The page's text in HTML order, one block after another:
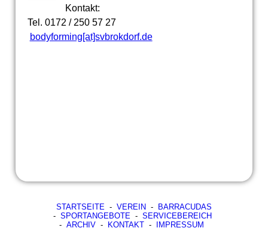
Kontakt:
Tel. 0172 / 250 57 27
bodyforming[at]svbrokdorf.de
STARTSEITE- VEREIN -
BARRACUDAS
-SPORTANGEBOTE -SERVICEBEREICH
- ARCHIV- KONTAKT- IMPRESSUM